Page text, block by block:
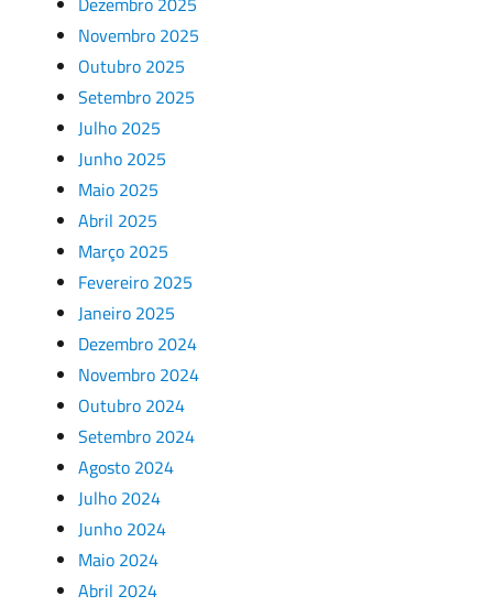
Novembro 2025
Outubro 2025
Setembro 2025
Julho 2025
Junho 2025
Maio 2025
Abril 2025
Março 2025
Fevereiro 2025
Janeiro 2025
Dezembro 2024
Novembro 2024
Outubro 2024
Setembro 2024
Agosto 2024
Julho 2024
Junho 2024
Maio 2024
Abril 2024